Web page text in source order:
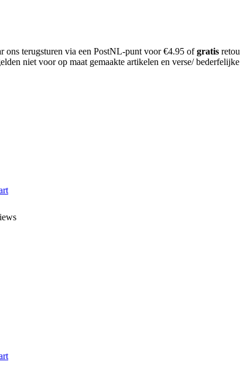
ons terugsturen via een PostNL-punt voor €4.95 ofgratis
niet voor op maat gemaakte artikelen en verse/